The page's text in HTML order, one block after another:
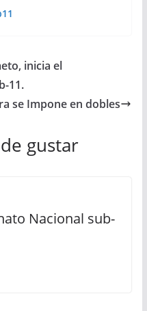
inicia el
11.
se Impone en dobles
gustar
Nacional sub-